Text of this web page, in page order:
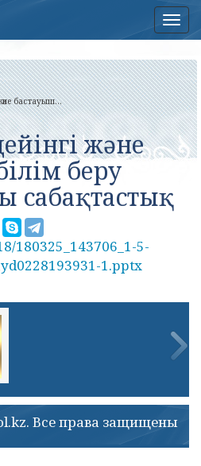
бастауыш...
және
беру
сабақтастық
180325_143706_1-5-
1.pptx
Все права защищены